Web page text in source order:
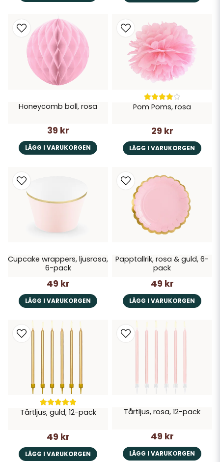
Honeycomb boll, rosa
39 kr
LÄGG I VARUKORGEN
Pom Poms, rosa
29 kr
LÄGG I VARUKORGEN
Cupcake wrappers, ljusrosa,
6-pack
49 kr
LÄGG I VARUKORGEN
Papptallrik, rosa & guld, 6-
pack
49 kr
LÄGG I VARUKORGEN
Tårtljus, guld, 12-pack
49 kr
LÄGG I VARUKORGEN
Tårtljus, rosa, 12-pack
49 kr
LÄGG I VARUKORGEN